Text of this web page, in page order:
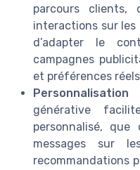
parcours clients,
interactions sur les
d’adapter le
campagnes
et préférences
générative
personnalisé,
messages sur
recommandations